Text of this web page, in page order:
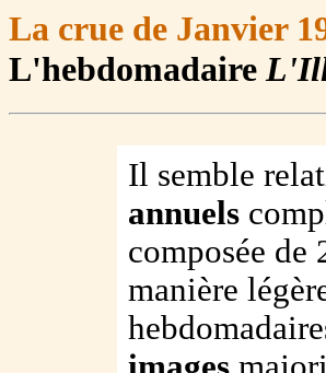
La crue de Janvier
L'hebdomadaire
Il semble
annuels
composée de
manière